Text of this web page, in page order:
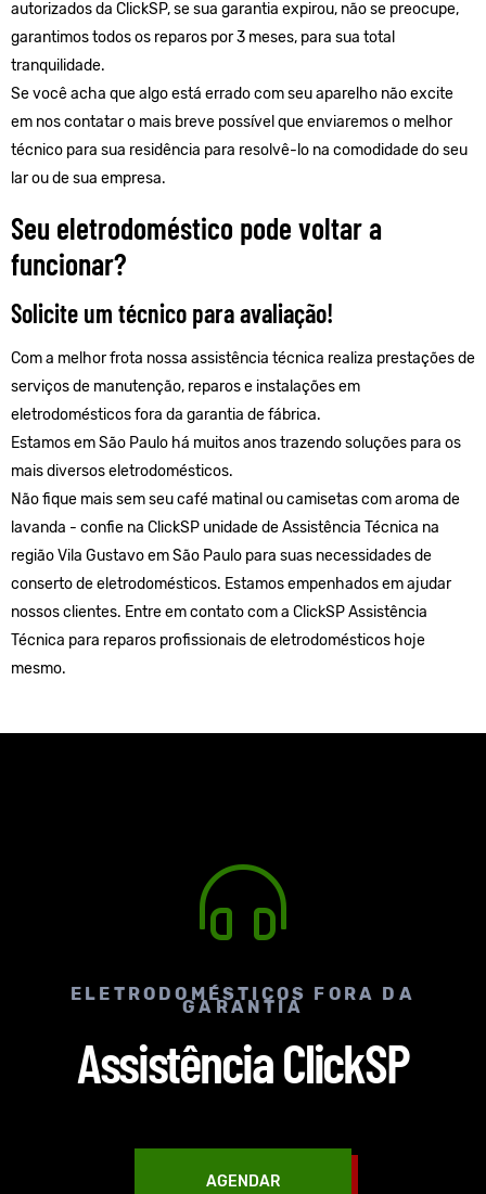
autorizados da ClickSP, se sua garantia expirou, não se preocupe,
garantimos todos os reparos por 3 meses, para sua total
tranquilidade.
Se você acha que algo está errado com seu aparelho não excite
em nos contatar o mais breve possível que enviaremos o melhor
técnico para sua residência para resolvê-lo na comodidade do seu
lar ou de sua empresa.
Seu eletrodoméstico pode voltar a
funcionar?
Solicite um técnico para avaliação!
Com a melhor frota nossa assistência técnica realiza prestações de
serviços de manutenção, reparos e instalações em
eletrodomésticos fora da garantia de fábrica.
Estamos em São Paulo há muitos anos trazendo soluções para os
mais diversos eletrodomésticos.
Não fique mais sem seu café matinal ou camisetas com aroma de
lavanda - confie na ClickSP unidade de Assistência Técnica na
região Vila Gustavo em São Paulo para suas necessidades de
conserto de eletrodomésticos. Estamos empenhados em ajudar
nossos clientes. Entre em contato com a ClickSP Assistência
Técnica para reparos profissionais de eletrodomésticos hoje
mesmo.
ELETRODOMÉSTICOS FORA DA
GARANTIA
Assistência ClickSP
AGENDAR